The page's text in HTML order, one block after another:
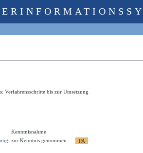
Verfahrensschritte bis zur Umsetzung
Kenntnisnahme
zur Kenntnis genommen